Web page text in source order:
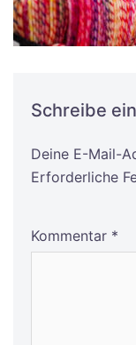
Schreibe
Deine E-Mail-
Erforderliche
Kommentar *
Alternative: